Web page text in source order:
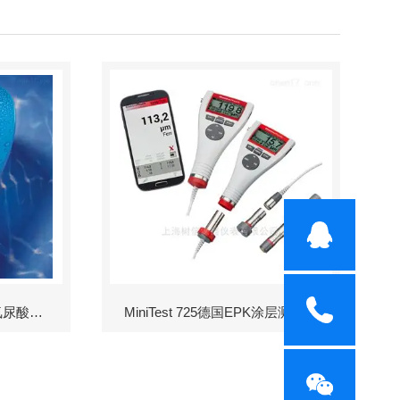
Scuba II余氯-酸度-碱度-氰尿酸浓度测定仪 MiniTest 725德国EPK涂层测厚仪